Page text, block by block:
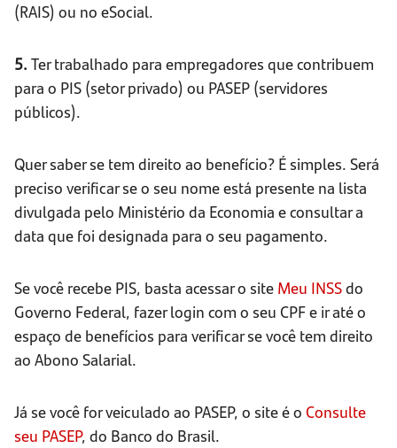
(RAIS) ou no eSocial.
5. Ter trabalhado para empregadores que contribuem
para o PIS (setor privado) ou PASEP (servidores
públicos).
Quer saber se tem direito ao benefício? É simples. Será
preciso verificar se o seu nome está presente na lista
divulgada pelo Ministério da Economia e consultar a
data que foi designada para o seu pagamento.
Se você recebe PIS, basta acessar o site Meu INSSdo
Governo Federal, fazer login com o seu CPF e ir até o
espaço de benefícios para verificar se você tem direito
ao Abono Salarial.
Já se você for veiculado ao PASEP, o site é o Consulte
seu PASEP, do Banco do Brasil.